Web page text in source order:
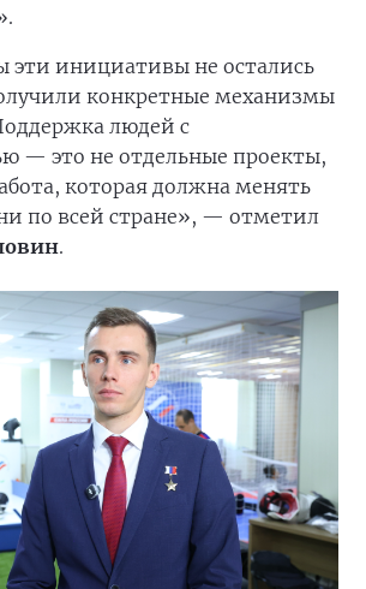
эти инициативы не остались
конкретные механизмы
людей с
— это не отдельные проекты,
которая должна менять
по всей стране», — отметил
.